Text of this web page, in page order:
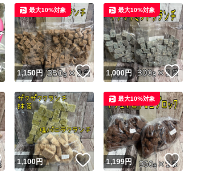
いいね！
1,150円 いいね！
最大10%対象
1,000円 いいね！
最大10%対象
いいね！
1,100円 いいね！
1,199円 いいね！
最大10%対象